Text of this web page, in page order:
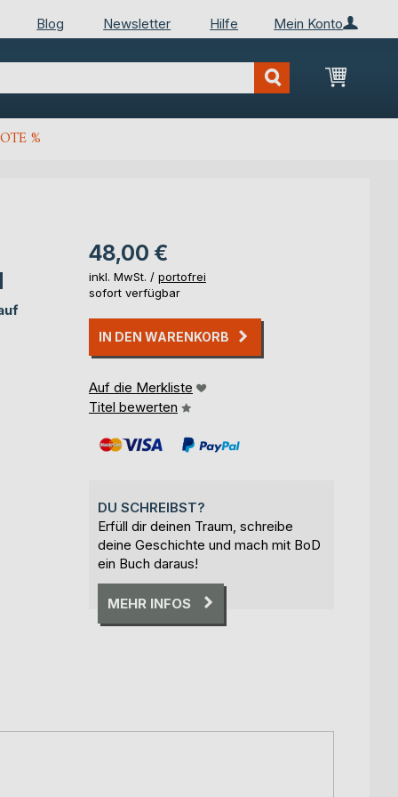
Mein Konto
Blog Newsletter Hilfe
Mein
%
48,00 €
inkl. MwSt. / portofrei
sofort verfügbar
IN DEN WARENKORB
Auf die Merkliste
Titel bewerten
DU SCHREIBST?
Erfüll dir deinen Traum, schreibe
deine Geschichte und mach mit BoD
ein Buch daraus!
MEHR INFOS